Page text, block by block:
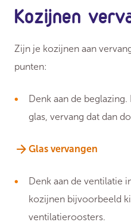
Kozijnen
Zijn je kozijnen aan
punten:
Denk aan de
glas, vervang dat dan
Glas vervangen
Denk aan de ventilatie
kozijnen bijvoorbeeld
ventilatieroosters.